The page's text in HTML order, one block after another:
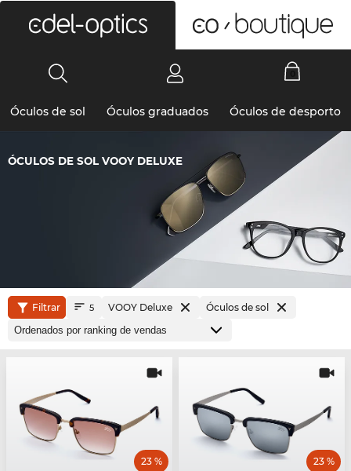
Óculos de sol Óculos graduados Óculos de desporto
ÓCULOS DE SOL VOOY DELUXE
Filtrar 5 VOOY Deluxe Óculos de sol
23 % 23 %